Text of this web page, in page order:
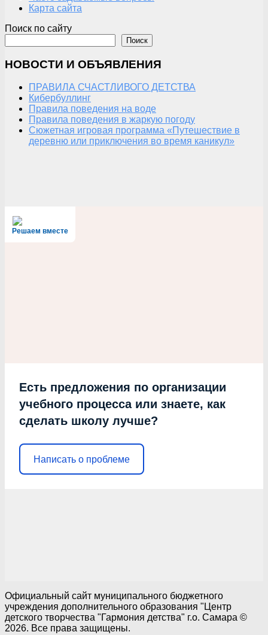
Карта сайта
Поиск по сайту
Поиск
НОВОСТИ И ОБЪЯВЛЕНИЯ
ПРАВИЛА СЧАСТЛИВОГО ДЕТСТВА
Кибербуллинг
Правила поведения на воде
Правила поведения в жаркую погоду
Сюжетная игровая программа «Путешествие в
деревню или приключения во время каникул»
Решаем вместе
Есть предложения по организации
учебного процесса или знаете, как
сделать школу лучше?
Написать о проблеме
Официальный сайт муниципального бюджетного
учреждения дополнительного образования "Центр
детского творчества "Гармония детства" г.о. Самара ©
2026. Все права защищены.